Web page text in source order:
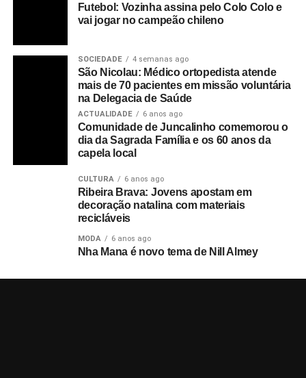
Futebol: Vozinha assina pelo Colo Colo e
vai jogar no campeão chileno
SOCIEDADE 4 semanas ago
São Nicolau: Médico ortopedista atende
mais de 70 pacientes em missão voluntária
na Delegacia de Saúde
ACTUALIDADE 6 anos ago
Comunidade de Juncalinho comemorou o
dia da Sagrada Família e os 60 anos da
capela local
CULTURA 6 anos ago
Ribeira Brava: Jovens apostam em
decoração natalina com materiais
recicláveis
MODA 6 anos ago
Nha Mana é novo tema de Nill Almey